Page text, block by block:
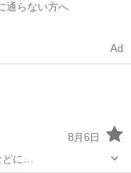
通らない方へ
Ad
8月6日
どに…